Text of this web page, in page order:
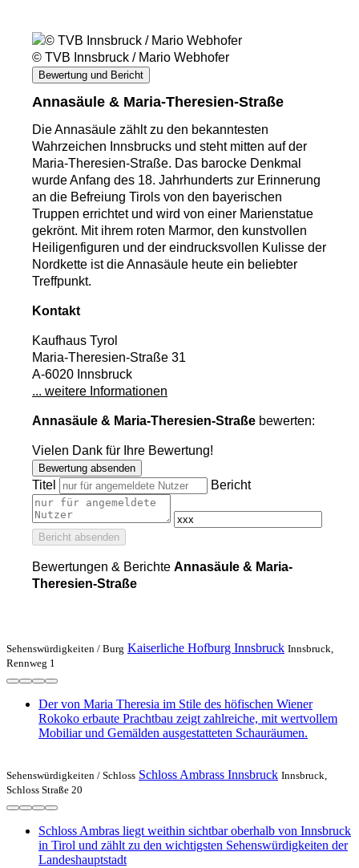
© TVB Innsbruck / Mario Webhofer
Bewertung und Bericht
Annasäule & Maria-Theresien-Straße
Die Annasäule zählt zu den bekanntesten
Wahrzeichen Innsbrucks und steht mitten auf der
Maria-Theresien-Straße. Das barocke Denkmal
wurde Anfang des 18. Jahrhunderts zur Erinnerung
an die Befreiung Tirols von den bayerischen
Truppen errichtet und wird von einer Marienstatue
gekrönt. Mit ihrem roten Marmor, den kunstvollen
Heiligenfiguren und der eindrucksvollen Kulisse der
Nordkette ist die Annasäule heute ein beliebter
Treffpunkt.
Kontakt
Kaufhaus Tyrol
Maria-Theresien-Straße 31
A-6020 Innsbruck
... weitere Informationen
Annasäule & Maria-Theresien-Straße bewerten:
Vielen Dank für Ihre Bewertung!
Bewertung absenden
Titel Bericht
Bericht absenden
Bewertungen & Berichte Annasäule & Maria-
Theresien-Straße
Sehenswürdigkeiten / Burg Kaiserliche Hofburg Innsbruck Innsbruck,
Rennweg 1
Der von Maria Theresia im Stile des höfischen Wiener
Rokoko erbaute Prachtbau zeigt zahlreiche, mit wertvollem
Mobiliar und Gemälden ausgestatteten Schauräumen.
Sehenswürdigkeiten / Schloss Schloss Ambrass Innsbruck Innsbruck,
Schloss Straße 20
Schloss Ambras liegt weithin sichtbar oberhalb von Innsbruck
in Tirol und zählt zu den wichtigsten Sehenswürdigkeiten der
Landeshauptstadt